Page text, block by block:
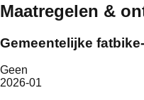
Maatregelen &
Gemeentelijke
Geen
2026-01